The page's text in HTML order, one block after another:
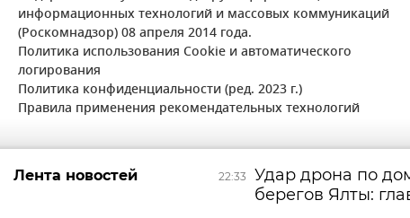
информационных технологий и массовых коммуникаций
(Роскомнадзор) 08 апреля 2014 года.
Политика использования Cookie и автоматического
логирования
Политика конфиденциальности (ред. 2023 г.)
Правила применения рекомендательных технологий
22:33
Удар дрона по
берегов Ялты:
Лента новостей